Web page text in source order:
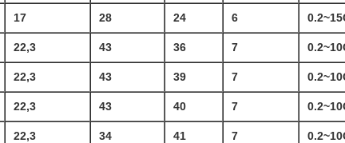
17 28 24 6
22,3 43 36 7
22,3 43 39 7
22,3 43 40 7
22,3 34 41 7